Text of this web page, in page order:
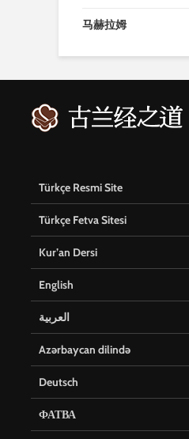
马赫拉姆
Türkçe Resmi Site
Türkçe Fetva Sitesi
Kur’an Dersi
English
العربية
Azərbaycan dilində
Deutsch
ФАТВА